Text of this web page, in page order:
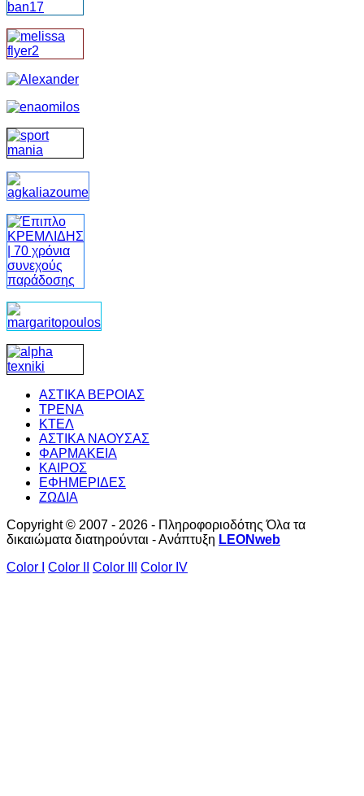
ΑΣΤΙΚΑ ΒΕΡΟΙΑΣ
ΤΡΕΝΑ
ΚΤΕΛ
ΑΣΤΙΚΑ ΝΑΟΥΣΑΣ
ΦΑΡΜΑΚΕΙΑ
ΚΑΙΡΟΣ
ΕΦΗΜΕΡΙΔΕΣ
ΖΩΔΙΑ
Copyright © 2007 - 2026 - Πληροφοριοδότης Όλα τα
δικαιώματα διατηρούνται - Ανάπτυξη LEONweb
Color I
Color II Color III Color IV